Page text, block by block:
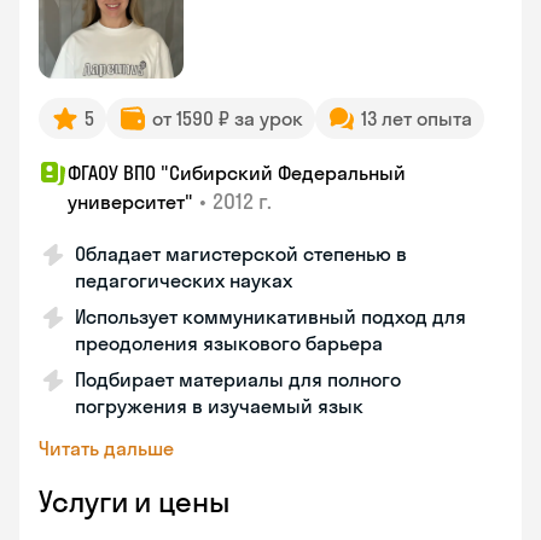
5 от 1590 ₽ за урок 13 лет опыта
ФГАОУ ВПО "Сибирский Федеральный
университет" • 2012 г.
Обладает магистерской степенью в
педагогических науках
Использует коммуникативный подход для
преодоления языкового барьера
Подбирает материалы для полного
погружения в изучаемый язык
Читать дальше
Услуги и цены